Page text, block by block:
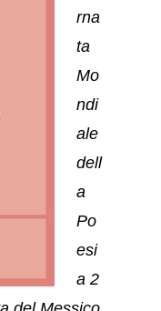
rna
ta
Mo
ndi
ale
dell
a
Po
esi
a 2